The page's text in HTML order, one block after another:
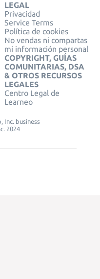
LEGAL
Privacidad
Service Terms
Política de cookies
No vendas ni compartas
mi información personal
COPYRIGHT, GUÍAS
COMUNITARIAS, DSA
& OTROS RECURSOS
LEGALES
Centro Legal de
Learneo
Inc. business
2024